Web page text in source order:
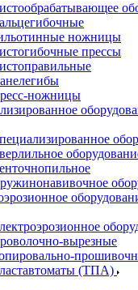
ножницы
прессы
ножницы
вырезные
(ТПА)